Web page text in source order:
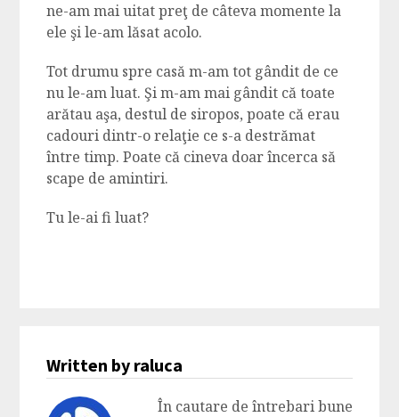
ne-am mai uitat preţ de câteva momente la
ele şi le-am lăsat acolo.
Tot drumu spre casă m-am tot gândit de ce
nu le-am luat. Şi m-am mai gândit că toate
arătau aşa, destul de siropos, poate că erau
cadouri dintr-o relaţie ce s-a destrămat
între timp. Poate că cineva doar încerca să
scape de amintiri.
Tu le-ai fi luat?
Written by raluca
În cautare de întrebari bune